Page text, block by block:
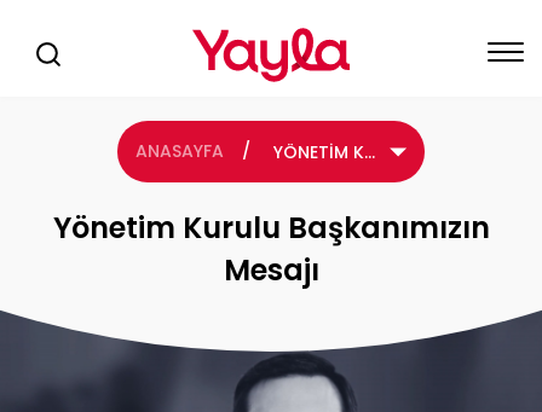
ANASAYFA / YÖNETİM KURULU BAŞKANIMIZIN MESAJI
Yönetim Kurulu Başkanımızın
Mesajı